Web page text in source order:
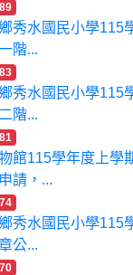
89
秀水國民小學115
階...
83
秀水國民小學115
階...
81
館115學年度上學
請，...
74
秀水國民小學115
公...
70